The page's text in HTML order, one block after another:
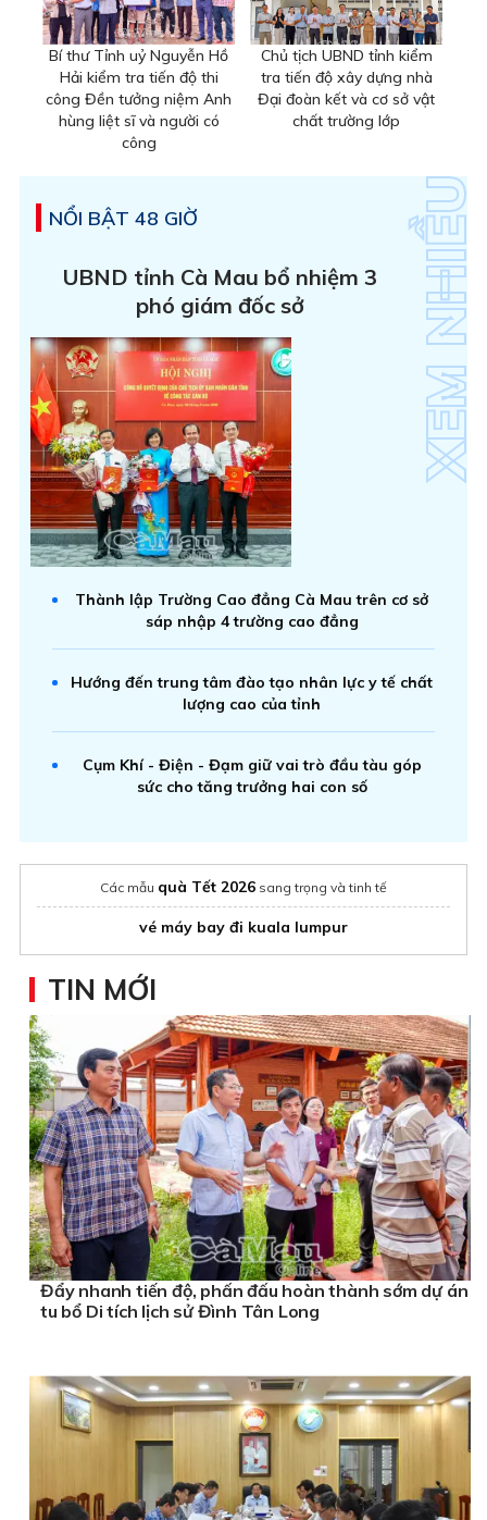
Bí thư Tỉnh uỷ Nguyễn Hồ
Hải kiểm tra tiến độ thi
công Đền tưởng niệm Anh
hùng liệt sĩ và người có
công
Chủ tịch UBND tỉnh kiểm
tra tiến độ xây dựng nhà
Đại đoàn kết và cơ sở vật
chất trường lớp
NỔI BẬT 48 GIỜ
UBND tỉnh Cà Mau bổ nhiệm 3
phó giám đốc sở
Thành lập Trường Cao đẳng Cà Mau trên cơ sở
sáp nhập 4 trường cao đẳng
Hướng đến trung tâm đào tạo nhân lực y tế chất
lượng cao của tỉnh
Cụm Khí - Điện - Đạm giữ vai trò đầu tàu góp
sức cho tăng trưởng hai con số
Các mẫu quà Tết 2026 sang trọng và tinh tế
vé máy bay đi kuala lumpur
TIN MỚI
Đẩy nhanh tiến độ, phấn đấu hoàn thành sớm dự án
tu bổ Di tích lịch sử Đình Tân Long